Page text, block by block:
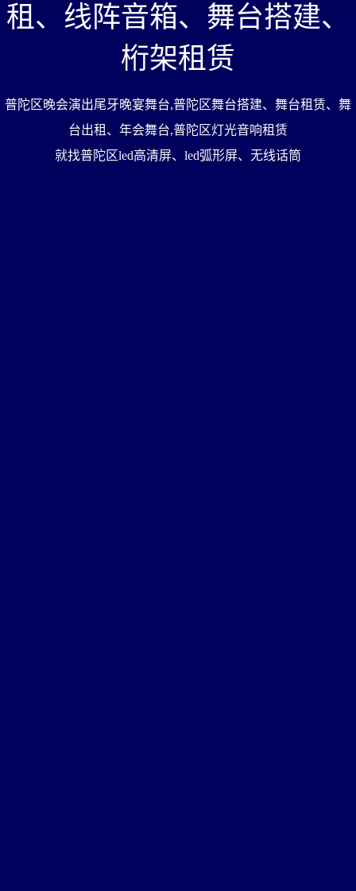
租、线阵音箱、舞台搭建、
桁架租赁
普陀区晚会演出尾牙晚宴舞台,普陀区舞台搭建、舞台租赁、舞
台出租、年会舞台,普陀区灯光音响租赁
就找普陀区led高清屏、led弧形屏、无线话筒